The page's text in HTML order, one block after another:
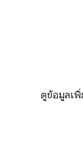
ดูข้อมูลเพิ่